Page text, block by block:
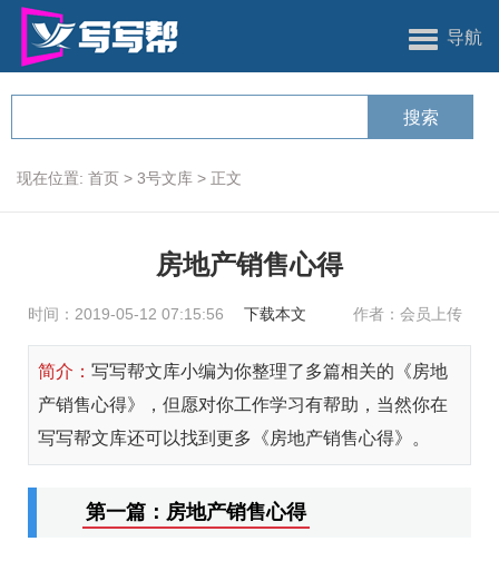
导航
现在位置: 首页 > 3号文库 > 正文
房地产销售心得
时间：2019-05-12 07:15:56 下载本文 作者：会员上传
简介： 写写帮文库小编为你整理了多篇相关的《房地
产销售心得》，但愿对你工作学习有帮助，当然你在
写写帮文库还可以找到更多《房地产销售心得》。
第一篇：房地产销售心得